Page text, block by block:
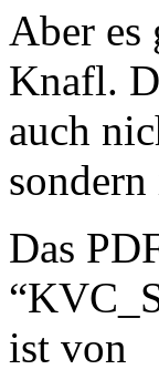
Aber es
Knafl.
auch
Das
ist von